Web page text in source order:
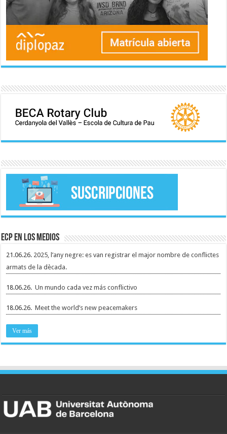
ECP en los medios
21.06.26. 2025, l’any negre: es van registrar el major nombre de conflictes
armats de la dècada.
18.06.26.Un mundo cada vez más conflictivo
18.06.26.Meet the world’s new peacemakers
Ver más